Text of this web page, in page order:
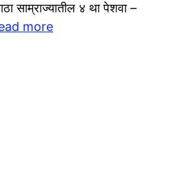
साम्राज्यातील ४ था पेशवा –
more